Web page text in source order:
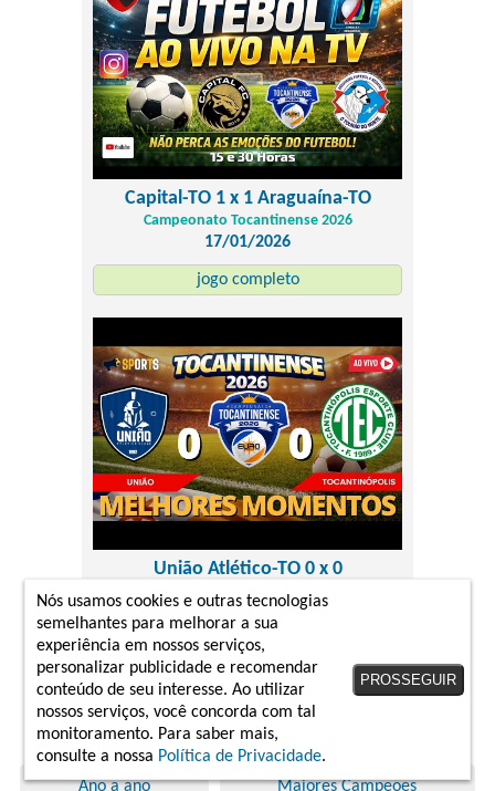
Capital-TO 1 x 1 Araguaína-TO
Campeonato Tocantinense 2026
17/01/2026
jogo completo
União Atlético-TO 0 x 0
Tocantinópolis EC-TO
Campeonato Tocantinense 2026
17/01/2026
melhores momentos
Mais sobre Campeonato Tocantinense
Ano a ano Maiores Campeões
Nós usamos cookies e outras tecnologias
semelhantes para melhorar a sua
experiência em nossos serviços,
personalizar publicidade e recomendar
conteúdo de seu interesse. Ao utilizar
nossos serviços, você concorda com tal
monitoramento. Para saber mais,
consulte a nossa Política de Privacidade.
PROSSEGUIR